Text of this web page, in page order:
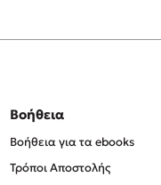
Βοήθεια
Βοήθεια για τα ebooks
Τρόποι Αποστολής